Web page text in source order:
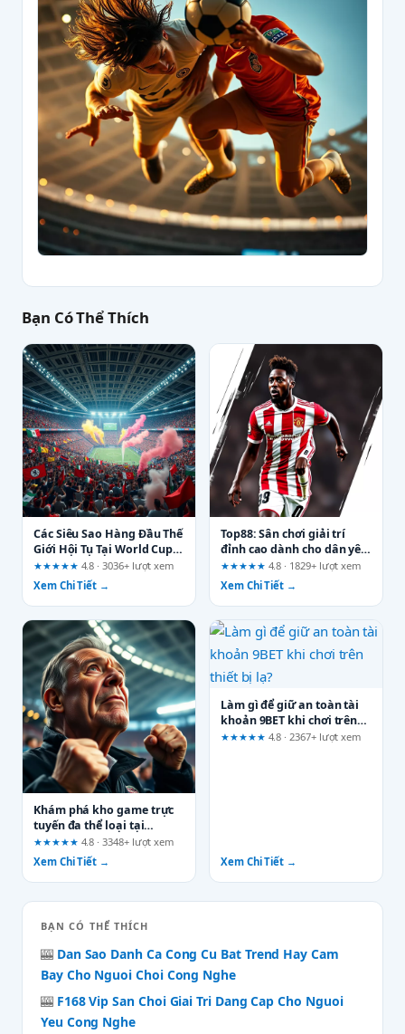
Bạn Có Thể Thích
Các Siêu Sao Hàng Đầu Thế
Giới Hội Tụ Tại World Cup
2026: Kỷ Nguyên Mới Của
Bóng Đá
★★★★★ 4.8 · 3036+ lượt xem
Xem Chi Tiết →
Top88: Sân chơi giải trí
đỉnh cao dành cho dân yêu
thể thao và cá cược trực
tuyến
★★★★★ 4.8 · 1829+ lượt xem
Xem Chi Tiết →
Khám phá kho game trực
tuyến đa thể loại tại
mb88.best: Đánh giá từ
góc nhìn xác minh
★★★★★ 4.8 · 3348+ lượt xem
Xem Chi Tiết →
Làm gì để giữ an toàn tài
khoản 9BET khi chơi trên
thiết bị lạ?
★★★★★ 4.8 · 2367+ lượt xem
Xem Chi Tiết →
BẠN CÓ THỂ THÍCH
🎰 Dan Sao Danh Ca Cong Cu Bat Trend Hay Cam
Bay Cho Nguoi Choi Cong Nghe
🎰 F168 Vip San Choi Giai Tri Dang Cap Cho Nguoi
Yeu Cong Nghe